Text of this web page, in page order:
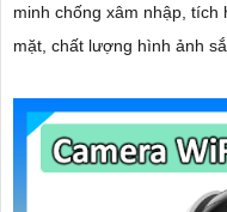
minh chống xâm nhập, tích
mặt, chất lượng hình ảnh